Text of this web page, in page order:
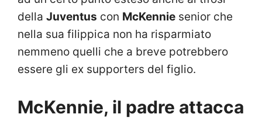
della Juventus con McKennie senior che
nella sua filippica non ha risparmiato
nemmeno quelli che a breve potrebbero
essere gli ex supporters del figlio.
McKennie, il padre attacca